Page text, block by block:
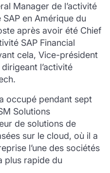
Manager de l’activité
en Amérique du
après avoir été Chief
SAP Financial
cela, Vice-président
l’activité
occupé pendant sept
Solutions
de solutions de
sur le cloud, où il a
l’une des sociétés
plus rapide du